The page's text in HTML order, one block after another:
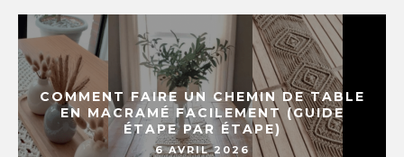
COMMENT FAIRE UN CHEMIN DE TABLE
EN MACRAMÉ FACILEMENT (GUIDE
ÉTAPE PAR ÉTAPE)
6 AVRIL 2026